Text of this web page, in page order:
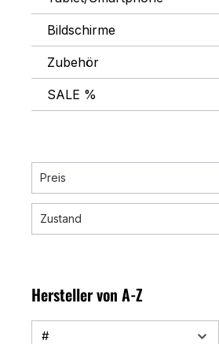
Bildschirme
Zubehör
SALE %
Preis
Zustand
Hersteller von A-Z
#